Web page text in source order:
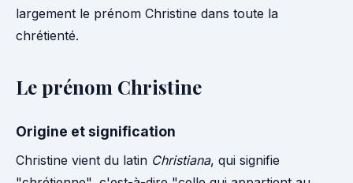
largement le prénom Christine dans toute la
chrétienté.
Le prénom Christine
Origine et signification
Christine vient du latin Christiana, qui signifie